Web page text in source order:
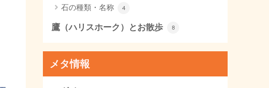
石の種類・名称 4
鷹（ハリスホーク）とお散歩 8
メタ情報